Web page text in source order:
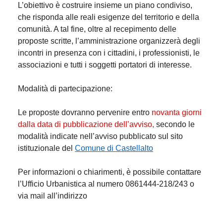
L’obiettivo è costruire insieme un piano condiviso,
che risponda alle reali esigenze del territorio e della
comunità. A tal fine, oltre al recepimento delle
proposte scritte, l’amministrazione organizzerà degli
incontri in presenza con i cittadini, i professionisti, le
associazioni e tutti i soggetti portatori di interesse.
Modalità di partecipazione:
Le proposte dovranno pervenire entro novanta giorni
dalla data di pubblicazione dell’avviso, secondo le
modalità indicate nell’avviso pubblicato sul sito
istituzionale del Comune di Castellalto
Per informazioni o chiarimenti, è possibile contattare
l’Ufficio Urbanistica al numero 0861444-218/243 o
via mail all’indirizzo